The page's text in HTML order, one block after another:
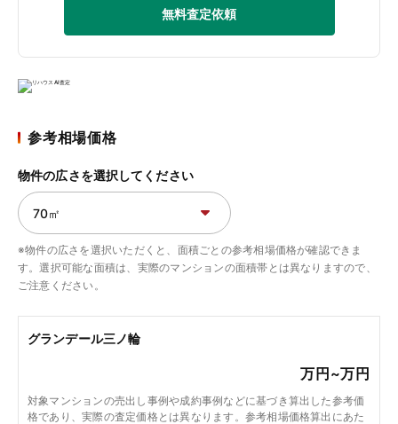
無料査定依頼
参考相場価格
グランデール三ノ輪
万円~万円
対象マンションの売出し事例や成約事例などに基づき算出した参考価
格であり、実際の査定価格とは異なります。参考相場価格算出にあた
物件の広さを選択してください
※物件の広さを選択いただくと、面積ごとの参考相場価格が確認できま
す。選択可能な面積は、実際のマンションの面積帯とは異なりますので、
ご注意ください。